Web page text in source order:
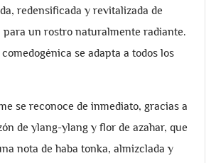
redensificada y revitalizada de
para un rostro naturalmente radiante.
se adapta a todos los
se reconoce de inmediato, gracias a
de ylang-ylang y flor de azahar, que
nota de haba tonka, almizclada y